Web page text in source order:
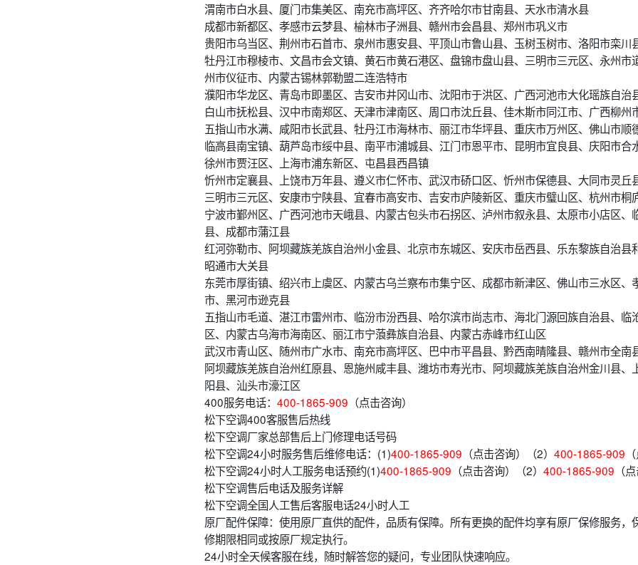
渭南市白水县、厦门市集美区、南充市高坪区、齐齐哈尔市甘南县、天水市清水县
成都市新都区、孝感市云梦县、榆林市子洲县、赣州市会昌县、郑州市巩义市
贵阳市乌当区、荆州市石首市、泉州市惠安县、平顶山市鲁山县、玉树玉树市、洛阳市栾川
牡丹江市穆棱市、文昌市会文镇、黄石市黄石港区、盘锦市盘山县、三明市三元区、永州市
州市仪征市、内蒙古锡林郭勒盟二连浩特市
濮阳市华龙区、青岛市即墨区、吉安市井冈山市、沈阳市于洪区、广西河池市大化瑶族自治
白山市抚松县、汉中市南郑区、天津市津南区、周口市沈丘县、佳木斯市同江市、广西柳州
五指山市水满、咸阳市长武县、牡丹江市海林市、丽江市华坪县、重庆市万州区、佛山市顺
临高县南宝镇、葫芦岛市绥中县、南平市浦城县、江门市恩平市、昆明市宜良县、庆阳市合
徐州市贾汪区、上海市浦东新区、屯昌县西昌镇
忻州市定襄县、上饶市万年县、遵义市仁怀市、武汉市硚口区、忻州市保德县、大同市灵丘
三明市三元区、安康市宁陕县、宜春市高安市、吉安市庐陵新区、重庆市璧山区、杭州市桐
宁波市鄞州区、广西河池市天峨县、内蒙古包头市石拐区、泸州市叙永县、太原市小店区、
县、成都市蒲江县
红河弥勒市、阿坝藏族羌族自治州小金县、北京市东城区、安庆市岳西县、乐东黎族自治县
昭通市大关县
东莞市厚街镇、绍兴市上虞区、内蒙古乌兰察布市集宁区、成都市新津区、佛山市三水区、
市、黑河市逊克县
五指山市毛道、湛江市雷州市、临汾市汾西县、哈尔滨市尚志市、海北门源回族自治县、临
区、内蒙古乌海市海南区、丽江市宁蒗彝族自治县、内蒙古赤峰市红山区
武汉市青山区、随州市广水市、南充市高坪区、巴中市平昌县、黔西南晴隆县、赣州市全南
阿坝藏族羌族自治州红原县、恩施州咸丰县、潍坊市寿光市、阿坝藏族羌族自治州金川县、
阳县、汕头市濠江区
400服务电话： 400-1865-909 （点击咨询）
松下空调400客服售后热线
松下空调厂家总部售后上门修理电话号码
松下空调24小时服务售后维修电话：(1)400-1865-909 （点击咨询）（2） 400-1865-909
松下空调24小时人工服务电话预约(1)400-1865-909 （点击咨询）（2） 400-1865-909 （
松下空调售后电话及服务详解
松下空调全国人工售后客服电话24小时人工
原厂配件保障：使用原厂直供的配件，品质有保障。所有更换的配件均享有原厂保修服务，
修期限相同或按原厂规定执行。
24小时全天候客服在线，随时解答您的疑问，专业团队快速响应。